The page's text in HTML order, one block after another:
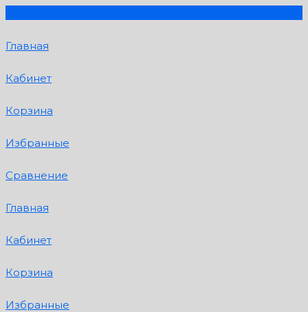
Главная
Кабинет
Корзина
Избранные
Сравнение
Главная
Кабинет
Корзина
Избранные